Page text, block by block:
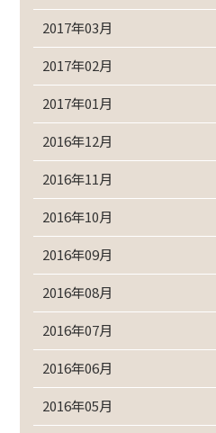
2017年03月
2017年02月
2017年01月
2016年12月
2016年11月
2016年10月
2016年09月
2016年08月
2016年07月
2016年06月
2016年05月